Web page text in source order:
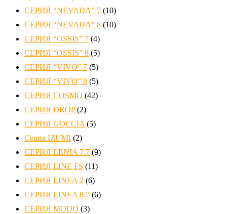
СЕРИЯ “NEVADA” 7 (10)
СЕРИЯ “NEVADA” 8 (10)
СЕРИЯ “OSSIS” 7 (4)
СЕРИЯ “OSSIS” 8 (5)
СЕРИЯ “VIVO” 7 (5)
СЕРИЯ “VIVO” 8 (5)
СЕРИЯ COSMO (42)
СЕРИЯ DROP (2)
СЕРИЯ GOCCIA (5)
Серия IZUMI (2)
СЕРИЯ LENIA 7.7 (9)
СЕРИЯ LINE FS (11)
СЕРИЯ LINEA 2 (6)
СЕРИЯ LINEA 8.7 (6)
СЕРИЯ MODO (3)